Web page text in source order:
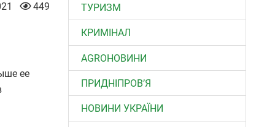
449
ее
ТУРИЗМ
КРИМІНАЛ
AGROНОВИНИ
ПРИДНІПРОВ’Я
НОВИНИ УКРАЇНИ